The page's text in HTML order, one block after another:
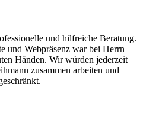
und hilfreiche Beratung.
und Webpräsenz war bei Herrn
Händen. Wir würden jederzeit
zusammen arbeiten und